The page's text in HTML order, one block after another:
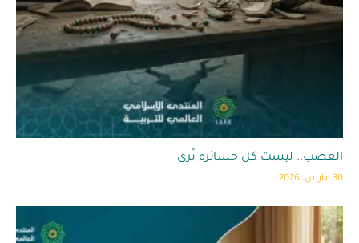
الغضب.. ليست كل خسائره تُرى
30 مارس، 2026